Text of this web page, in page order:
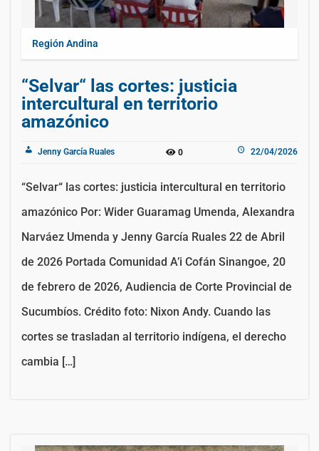
Región Andina
“Selvar“ las cortes: justicia
intercultural en territorio
amazónico
Jenny García Ruales 0 22/04/2026
“Selvar“ las cortes: justicia intercultural en territorio
amazónico Por: Wider Guaramag Umenda, Alexandra
Narváez Umenda y Jenny García Ruales 22 de Abril
de 2026 Portada Comunidad A’i Cofán Sinangoe, 20
de febrero de 2026, Audiencia de Corte Provincial de
Sucumbíos. Crédito foto: Nixon Andy. Cuando las
cortes se trasladan al territorio indígena, el derecho
cambia […]